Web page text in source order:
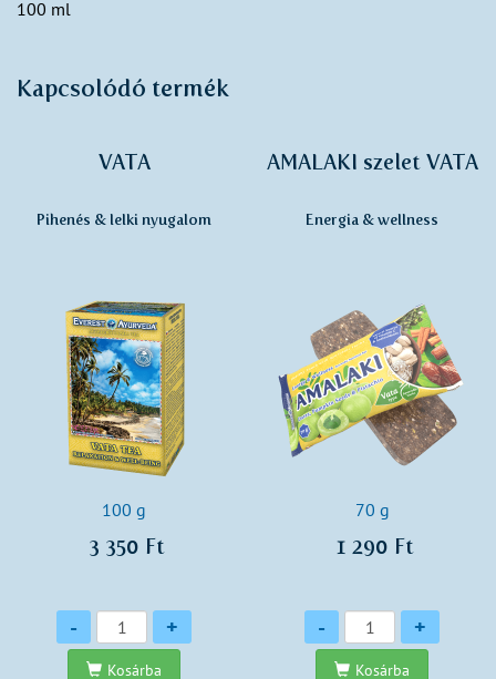
100 ml
Kapcsolódó termék
VATA
Pihenés & lelki nyugalom
100 g
3 350 Ft
Mennyiség
- +
Kosárba
AMALAKI szelet VATA
Energia & wellness
70 g
1 290 Ft
Mennyiség
- +
Kosárba